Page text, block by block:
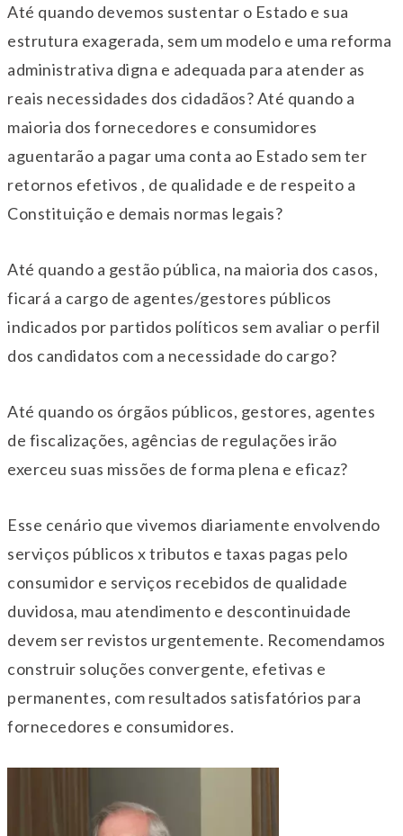
Até quando devemos sustentar o Estado e sua
estrutura exagerada, sem um modelo e uma reforma
administrativa digna e adequada para atender as
reais necessidades dos cidadãos? Até quando a
maioria dos fornecedores e consumidores
aguentarão a pagar uma conta ao Estado sem ter
retornos efetivos , de qualidade e de respeito a
Constituição e demais normas legais?
Até quando a gestão pública, na maioria dos casos,
ficará a cargo de agentes/gestores públicos
indicados por partidos políticos sem avaliar o perfil
dos candidatos com a necessidade do cargo?
Até quando os órgãos públicos, gestores, agentes
de fiscalizações, agências de regulações irão
exerceu suas missões de forma plena e eficaz?
Esse cenário que vivemos diariamente envolvendo
serviços públicos x tributos e taxas pagas pelo
consumidor e serviços recebidos de qualidade
duvidosa, mau atendimento e descontinuidade
devem ser revistos urgentemente. Recomendamos
construir soluções convergente, efetivas e
permanentes, com resultados satisfatórios para
fornecedores e consumidores.